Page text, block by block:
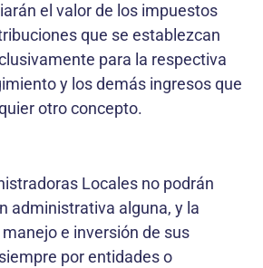
el valor de los impuestos
que se establezcan
para la respectiva
y los demás ingresos que
otro concepto.
Locales no podrán
administrativa alguna, y la
e inversión de sus
por entidades o